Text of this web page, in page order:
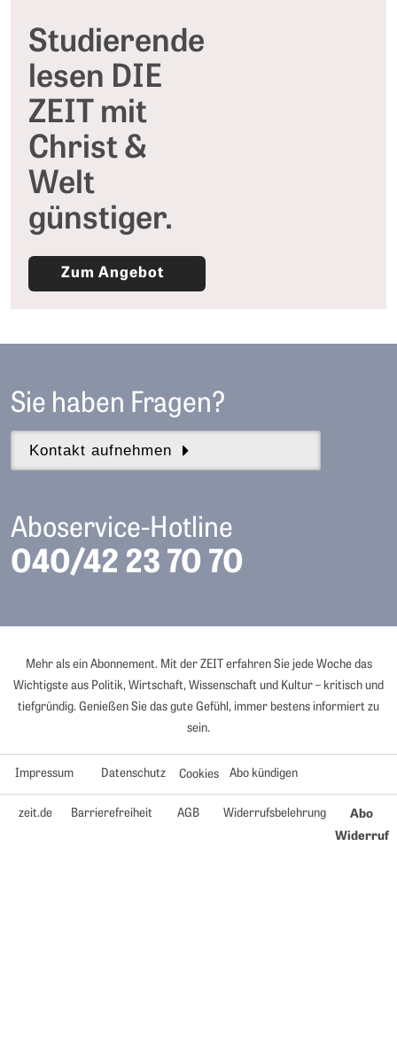
Studierende
lesen DIE
ZEIT mit
Christ &
Welt
günstiger.
Zum Angebot
Sie haben Fragen?
Kontakt aufnehmen
Aboservice-Hotline
040/42 23 70 70
Mehr als ein Abonnement. Mit der ZEIT erfahren Sie jede Woche das
Wichtigste aus Politik, Wirtschaft, Wissenschaft und Kultur – kritisch und
tiefgründig. Genießen Sie das gute Gefühl, immer bestens informiert zu
sein.
Impressum Datenschutz Cookies Abo kündigen
zeit.de Barrierefreiheit AGB Widerrufsbelehrung
Abo
Widerruf